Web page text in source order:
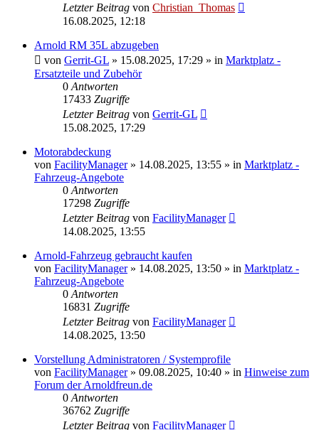
Letzter Beitrag von Christian_Thomas
16.08.2025, 12:18
Arnold RM 35L abzugeben
von Gerrit-GL » 15.08.2025, 17:29 » in Marktplatz -
Ersatzteile und Zubehör
0Antworten
17433 Zugriffe
Letzter Beitrag von Gerrit-GL
15.08.2025, 17:29
Motorabdeckung
von FacilityManager» 14.08.2025, 13:55 » in Marktplatz -
Fahrzeug-Angebote
0Antworten
17298 Zugriffe
Letzter Beitrag von FacilityManager
14.08.2025, 13:55
Arnold-Fahrzeug gebraucht kaufen
von FacilityManager» 14.08.2025, 13:50 » in Marktplatz -
Fahrzeug-Angebote
0Antworten
16831 Zugriffe
Letzter Beitrag von FacilityManager
14.08.2025, 13:50
Vorstellung Administratoren / Systemprofile
von FacilityManager» 09.08.2025, 10:40 » in Hinweise zum
Forum der Arnoldfreun.de
0Antworten
36762 Zugriffe
Letzter Beitrag von FacilityManager